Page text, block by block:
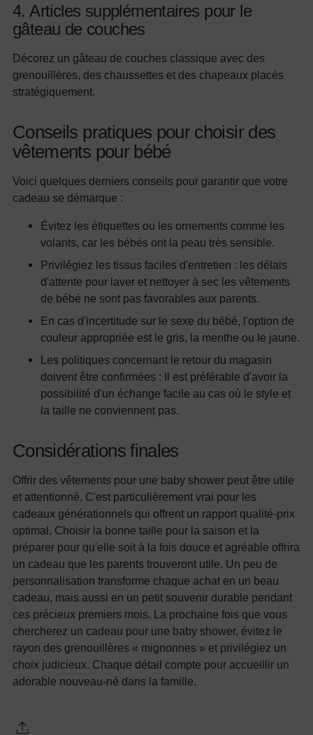
4. Articles supplémentaires pour le
gâteau de couches
Décorez un gâteau de couches classique avec des
grenouillères, des chaussettes et des chapeaux placés
stratégiquement.
Conseils pratiques pour choisir des
vêtements pour bébé
Voici quelques derniers conseils pour garantir que votre
cadeau se démarque :
Évitez les étiquettes ou les ornements comme les
volants, car les bébés ont la peau très sensible.
Privilégiez les tissus faciles d'entretien : les délais
d'attente pour laver et nettoyer à sec les vêtements
de bébé ne sont pas favorables aux parents.
En cas d'incertitude sur le sexe du bébé, l'option de
couleur appropriée est le gris, la menthe ou le jaune.
Les politiques concernant le retour du magasin
doivent être confirmées : Il est préférable d'avoir la
possibilité d'un échange facile au cas où le style et
la taille ne conviennent pas.
Considérations finales
Offrir des vêtements pour une baby shower peut être utile
et attentionné. C'est particulièrement vrai pour les
cadeaux générationnels qui offrent un rapport qualité-prix
optimal. Choisir la bonne taille pour la saison et la
préparer pour qu'elle soit à la fois douce et agréable offrira
un cadeau que les parents trouveront utile. Un peu de
personnalisation transforme chaque achat en un beau
cadeau, mais aussi en un petit souvenir durable pendant
ces précieux premiers mois. La prochaine fois que vous
chercherez un cadeau pour une baby shower, évitez le
rayon des grenouillères « mignonnes » et privilégiez un
choix judicieux. Chaque détail compte pour accueillir un
adorable nouveau-né dans la famille.